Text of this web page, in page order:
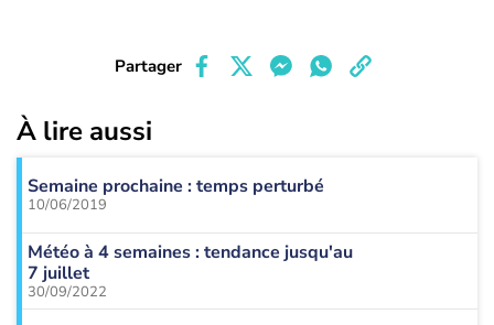
Partager
À lire aussi
Semaine prochaine : temps perturbé
10/06/2019
Météo à 4 semaines : tendance jusqu'au
7 juillet
30/09/2022